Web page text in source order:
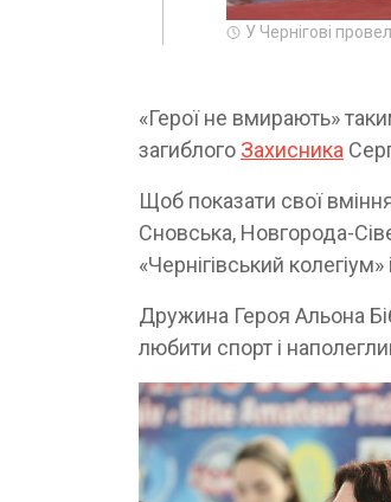
У Чернігові
«Герої не вмирають»
загиблого Захисника
Щоб показати свої
Сновська, Новгорода-
«Чернігівський
Дружина Героя Альона
любити спорт і